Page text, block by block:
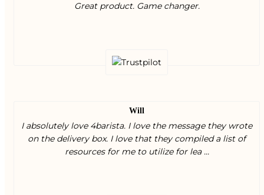
Great product. Game changer.
Will
I absolutely love 4barista. I love the message they wrote
on the delivery box. I love that they compiled a list of
resources for me to utilize for lea ...